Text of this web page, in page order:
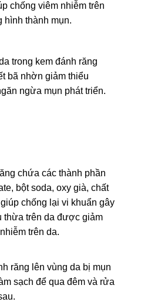
chống viêm nhiễm trên
hình thành mụn.
trong kem đánh răng
bã nhờn giảm thiểu
ngừa mụn phát triển.
chứa các thành phần
bột soda, oxy già, chất
chống lại vi khuẩn gây
thừa trên da được giảm
trên da.
răng lên vùng da bị mụn
sạch để qua đêm và rửa